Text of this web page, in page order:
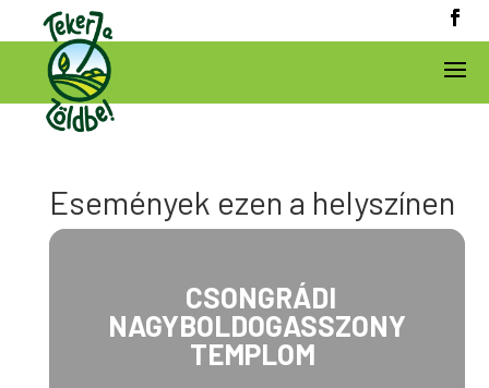
Események ezen a helyszínen
CSONGRÁDI
NAGYBOLDOGASSZONY
TEMPLOM